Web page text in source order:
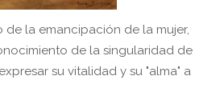
de la emancipación de la mujer,
de la singularidad de
su vitalidad y su "alma" a